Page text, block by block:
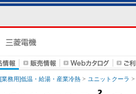
[業務用]低温・給湯・産業冷熱 ユニットクーラ